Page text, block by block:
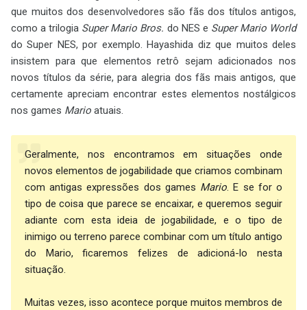
que muitos dos desenvolvedores são fãs dos títulos antigos,
como a trilogia Super Mario Bros. do NES e Super Mario World
do Super NES, por exemplo. Hayashida diz que muitos deles
insistem para que elementos retrô sejam adicionados nos
novos títulos da série, para alegria dos fãs mais antigos, que
certamente apreciam encontrar estes elementos nostálgicos
nos games Mario atuais.
Geralmente, nos encontramos em situações onde
novos elementos de jogabilidade que criamos combinam
com antigas expressões dos games Mario. E se for o
tipo de coisa que parece se encaixar, e queremos seguir
adiante com esta ideia de jogabilidade, e o tipo de
inimigo ou terreno parece combinar com um título antigo
do Mario, ficaremos felizes de adicioná-lo nesta
situação.
Muitas vezes, isso acontece porque muitos membros de